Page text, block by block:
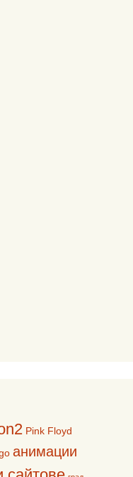
Pink Floyd
анимации